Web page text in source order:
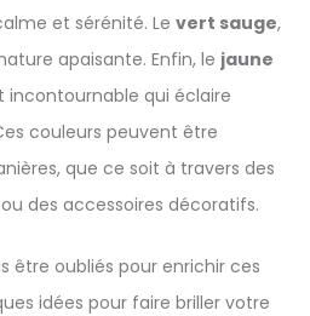
et sérénité. Le vert sauge,
apaisante. Enfin, le jaune
qui éclaire
couleurs peuvent être
que ce soit à travers des
des accessoires décoratifs.
être oubliés pour enrichir ces
idées pour faire briller votre